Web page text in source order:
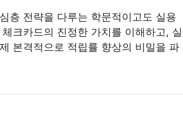
층 전략을 다루는 학문적이고도 실용
크카드의 진정한 가치를 이해하고, 실
본격적으로 적립률 향상의 비밀을 파